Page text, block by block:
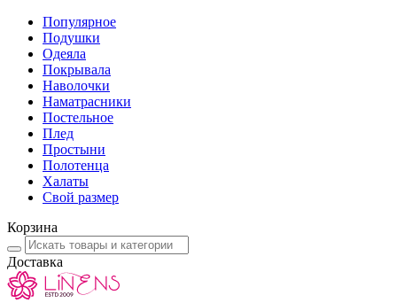
Популярное
Подушки
Одеяла
Покрывала
Наволочки
Наматрасники
Постельное
Плед
Простыни
Полотенца
Халаты
Свой размер
Корзина
Доставка